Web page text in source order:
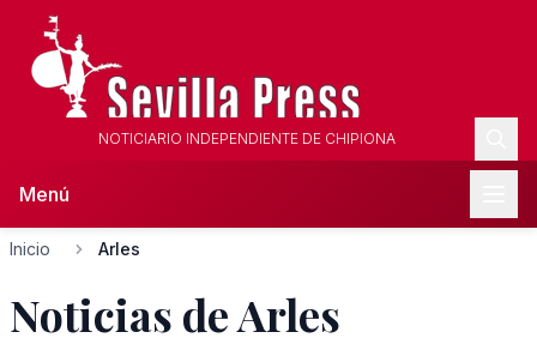
NOTICIARIO INDEPENDIENTE DE CHIPIONA
Menú
Inicio Arles
Noticias de Arles